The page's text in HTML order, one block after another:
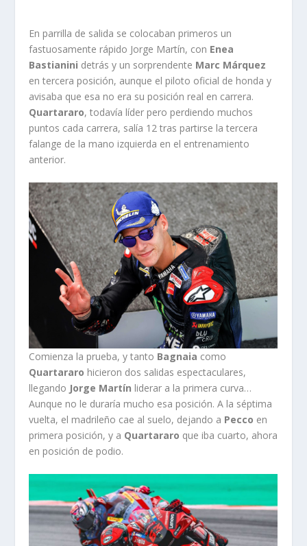
En parrilla de salida se colocaban primeros un
fastuosamente rápido Jorge Martín, con Enea
Bastianini detrás y un sorprendente Marc Márquez
en tercera posición, aunque el piloto oficial de honda y
avisaba que esa no era su posición real en carrera.
Quartararo, todavía líder pero perdiendo muchos
puntos cada carrera, salía 12 tras partirse la tercera
falange de la mano izquierda en el entrenamiento
anterior.
Comienza la prueba, y tanto Bagnaia como
Quartararo hicieron dos salidas espectaculares,
llegando Jorge Martín liderar a la primera curva…
Aunque no le duraría mucho esa posición. A la séptima
vuelta, el madrileño cae al suelo, dejando a Pecco en
primera posición, y a Quartararo que iba cuarto, ahora
en posición de podio.